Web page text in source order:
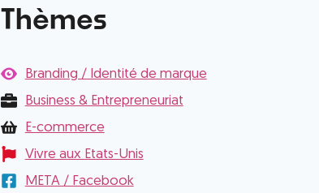
Thèmes
Branding / Identité de marque
Business & Entrepreneuriat
E-commerce
Vivre aux Etats-Unis
META / Facebook